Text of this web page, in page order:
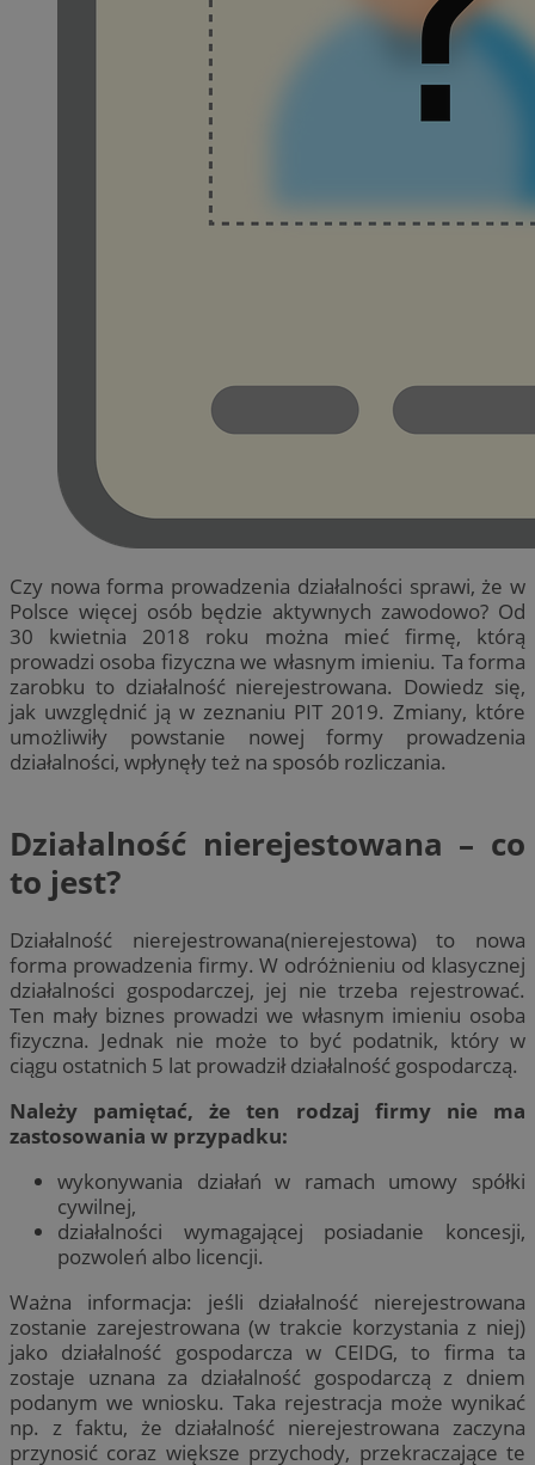
Czy nowa forma prowadzenia działalności sprawi, że w
Polsce więcej osób będzie aktywnych zawodowo? Od
30 kwietnia 2018 roku można mieć firmę, którą
prowadzi osoba fizyczna we własnym imieniu. Ta forma
zarobku to działalność nierejestrowana. Dowiedz się,
jak uwzględnić ją w zeznaniu PIT 2019. Zmiany, które
umożliwiły powstanie nowej formy prowadzenia
działalności, wpłynęły też na sposób rozliczania.
Działalność nierejestowana – co
to jest?
Działalność nierejestrowana(nierejestowa) to nowa
forma prowadzenia firmy. W odróżnieniu od klasycznej
działalności gospodarczej, jej nie trzeba rejestrować.
Ten mały biznes prowadzi we własnym imieniu osoba
fizyczna. Jednak nie może to być podatnik, który w
ciągu ostatnich 5 lat prowadził działalność gospodarczą.
Należy pamiętać, że ten rodzaj firmy nie ma
zastosowania w przypadku:
wykonywania działań w ramach umowy spółki
cywilnej,
działalności wymagającej posiadanie koncesji,
pozwoleń albo licencji.
Ważna informacja: jeśli działalność nierejestrowana
zostanie zarejestrowana (w trakcie korzystania z niej)
jako działalność gospodarcza w CEIDG, to firma ta
zostaje uznana za działalność gospodarczą z dniem
podanym we wniosku. Taka rejestracja może wynikać
np. z faktu, że działalność nierejestrowana zaczyna
przynosić coraz większe przychody, przekraczające te